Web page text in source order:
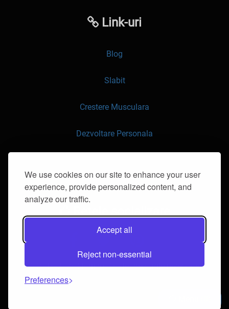
We use cookies on our site to enhance your user
experience, provide personalized content, and
analyze our traffic.
Accept all
Reject non-essential
Preferences
Link-uri
Blog
Slabit
Crestere Musculara
Dezvoltare Personala
Contacteaza-ne
© 2016-2026 klorii.ro. Toate drepturile rezervate.